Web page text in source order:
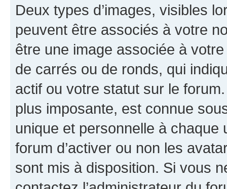
Deux types d’images, visibles
peuvent être associés à votre
être une image associée à
de carrés ou de ronds, qui
actif ou votre statut sur le
plus imposante, est connue
unique et personnelle à chaque
forum d’activer ou non les
sont mis à disposition. Si vous